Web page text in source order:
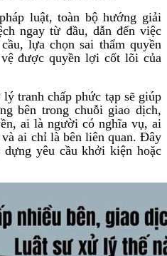
luật, toàn bộ hướng giải
ngay từ đầu, dẫn đến việc
lựa chọn sai thẩm quyền
được quyền lợi cốt lõi của
tranh chấp phức tạp sẽ giúp
bên trong chuỗi giao dịch,
ai là người có nghĩa vụ, ai
ai chỉ là bên liên quan. Đây
yêu cầu khởi kiện hoặc